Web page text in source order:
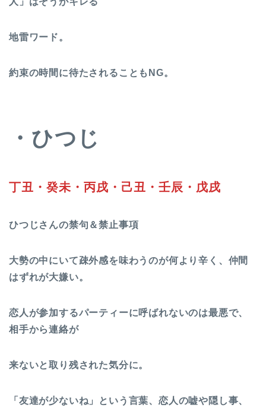
地雷ワード。
約束の時間に待たされることもNG。
・ひつじ
丁丑・癸未・丙戌・己丑・壬辰・戊戌
ひつじさんの禁句＆禁止事項
大勢の中にいて疎外感を味わうのが何より辛く、仲間
はずれが大嫌い。
恋人が参加するパーティーに呼ばれないのは最悪で、
相手から連絡が
来ないと取り残された気分に。
「友達が少ないね」という言葉、恋人の嘘や隠し事、